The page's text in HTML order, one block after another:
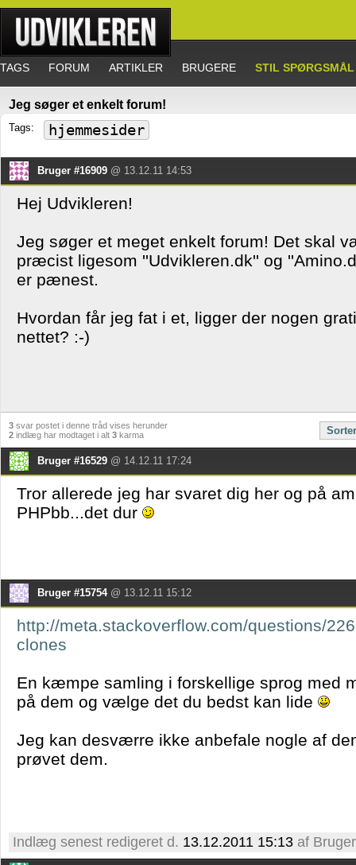
TAGS FORUM ARTIKLER BRUGERE STIL SPØRGSMÅL
Jeg søger et enkelt forum!
Tags: hjemmesider
Bruger #16909 @ 13.12.11 14:53
Hej Udvikleren!
Jeg søger et meget enkelt forum! Det skal
præcist ligesom ''Udvikleren.dk'' og
er pænest.
Hvordan får jeg fat i et, ligger der nogen
nettet? :-)
3 svar postet i denne tråd vises herunder
2 indlæg har modtaget i alt 3 karma
Bruger #16529 @ 14.12.11 17:24
Tror allerede jeg har svaret dig her og på
PHPbb...det dur
Bruger #15754 @ 13.12.11 15:12
http://meta.stackoverflow.com/questions/
clones
En kæmpe samling i forskellige sprog med
på dem og vælge det du bedst kan lide
Jeg kan desværre ikke anbefale nogle af
prøvet dem.
Indlæg senest redigeret d. 13.12.2011 15:13 af